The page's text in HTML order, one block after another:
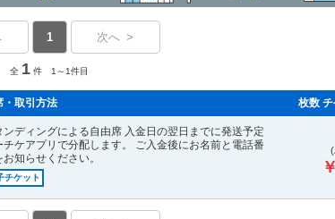
1 次へ >
全 1 件 1～1件目
・取引方法 枚数
ンディングによる自由席 入金日の翌日までに発送予定
チケアプリで分配します。 ご入金後にお名前と電話番
お知らせください。
チケット